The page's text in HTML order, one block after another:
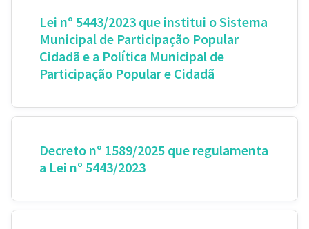
Lei nº 5443/2023 que institui o Sistema
Municipal de Participação Popular
Cidadã e a Política Municipal de
Participação Popular e Cidadã
Decreto nº 1589/2025 que regulamenta
a Lei nº 5443/2023